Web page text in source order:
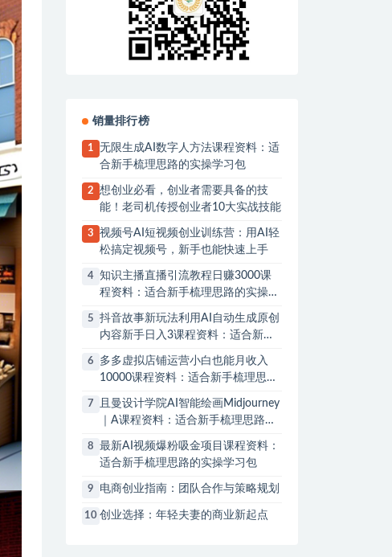
销量排行榜
1
无限生成AI数字人方法课程资料：适
合新手梳理思路的实操学习包
2
想创业必看，创业者需要具备的技
能！老司机传授创业者10大实战技能
3
视频号AI短视频创业训练营：用AI轻
松搞定视频号，新手也能快速上手
4 知识主播直播引流教程日赚3000课
程资料：适合新手梳理思路的实操学
习包
5
抖音故事新玩法利用AI自动生成原创
内容新手日入3课程资料：适合新手
梳理思路的实操学习包
6
多多虚拟店铺运营小白也能月收入
10000课程资料：适合新手梳理思路
的实操学习包
7
且曼设计学院AI智能绘画Midjourney
｜A课程资料：适合新手梳理思路的
实操学习包
8
最新AI视频爆粉吸金项目课程资料：
适合新手梳理思路的实操学习包
9 电商创业指南：团队合作与策略规划
10 创业选择：年轻夫妻的商业新起点